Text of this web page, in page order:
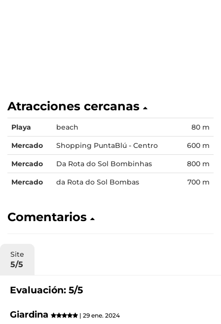
Atracciones cercanas
Playa beach 80 m
Mercado Shopping PuntaBlú - Centro 600 m
Mercado Da Rota do Sol Bombinhas 800 m
Mercado da Rota do Sol Bombas 700 m
Comentarios
Site
5/5
Evaluación: 5/5
Giardina | 29 ene. 2024